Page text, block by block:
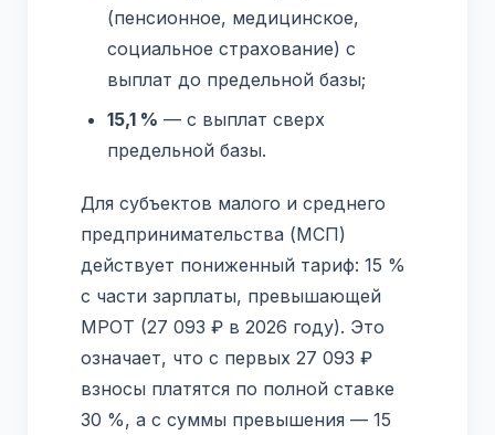
(пенсионное, медицинское,
социальное страхование) с
выплат до предельной базы;
15,1 % — с выплат сверх
предельной базы.
Для субъектов малого и среднего
предпринимательства (МСП)
действует пониженный тариф: 15 %
с части зарплаты, превышающей
МРОТ (27 093 ₽ в 2026 году). Это
означает, что с первых 27 093 ₽
взносы платятся по полной ставке
30 %, а с суммы превышения — 15